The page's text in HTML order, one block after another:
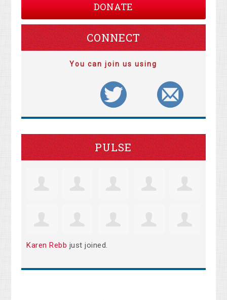
DONATE
CONNECT
You can join us using
PULSE
Karen Rebb just joined.